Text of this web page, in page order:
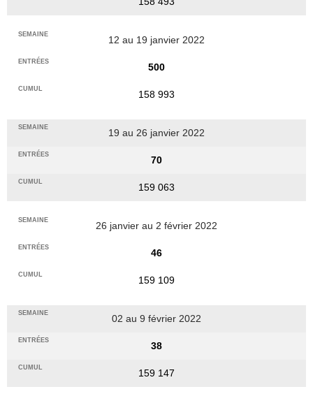
12 au 19 janvier 2022
500
158 993
19 au 26 janvier 2022
70
159 063
26 janvier au 2 février 2022
46
159 109
02 au 9 février 2022
38
159 147